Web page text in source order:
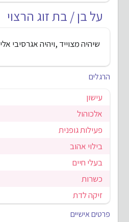
על בן / בת זוג הרצוי
שיהיה מצוייד ,ויהיה אגרסיבי אלי
הרגלים
עישון
אלכוהול
פעילות גופנית
בילוי אהוב
בעלי חיים
כשרות
זיקה לדת
פרטים אישיים